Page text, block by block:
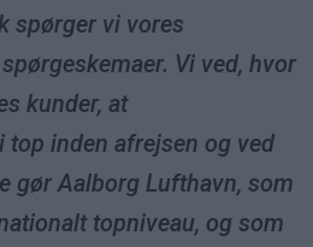
spørger vi vores
Vi ved, hvor
kunder, at
top inden afrejsen og ved
gør Aalborg Lufthavn, som
topniveau, og som